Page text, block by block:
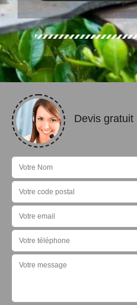
Devis gratuit